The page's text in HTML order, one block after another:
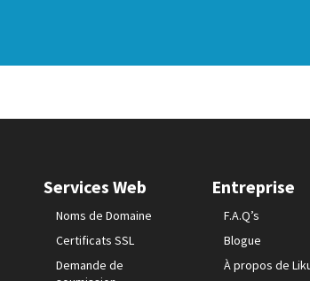
Services Web
Noms de Domaine
Certificats SSL
Demande de
Entreprise
F.A.Q’s
Blogue
À propos de